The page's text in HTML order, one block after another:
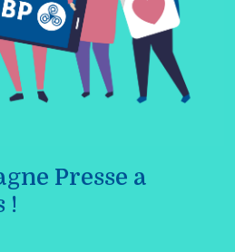
Presse a
!